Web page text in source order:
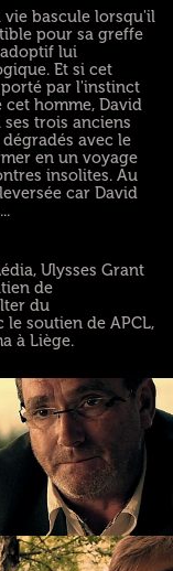
vie bascule lorsqu'il
pour sa greffe
adoptif lui
Et si cet
par l'instinct
homme, David
trois anciens
avec le
en un voyage
insolites. Au
car David
Ulysses Grant
de
du
soutien de APCL,
à Liège.